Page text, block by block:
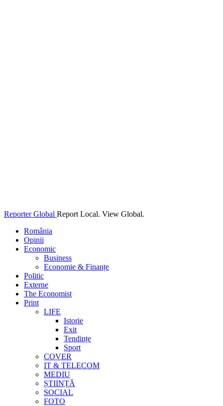
Reporter Global Report Local. View Global.
România
Opinii
Economic
Business
Economie & Finanțe
Politic
Externe
The Economist
Print
LIFE
Istorie
Exit
Tendințe
Sport
COVER
IT & TELECOM
MEDIU
ȘTIINȚĂ
SOCIAL
FOTO